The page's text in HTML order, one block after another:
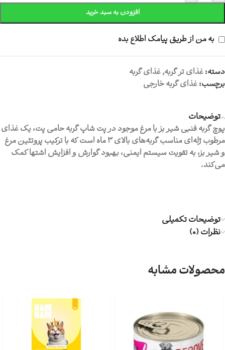
افزودن به سبد خرید
به من از طریق پیامک اطلاع بده
دسته:غذای تر گربه,غذای گربه
برچسب:غذای گربه خارجی
توضیحات
پوچ گربه فنبی شیر بز با مرغ موجود در پت شاپ گربه حامی پت، یک غذای
مرطوب ژله‌ای مناسب گربه‌های بالای ۳ ماه است که با ترکیب پروتئین مرغ
و شیر بز، به تقویت سیستم ایمنی، بهبود گوارش و افزایش اشتها کمک
می‌کند.
توضیحات تکمیلی
نظرات (0)
محصولات مشابه